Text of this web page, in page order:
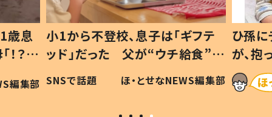
歳息
？」
編集部
小1から不登校、息子は「ギフテ
ッド」だった 父が“ウチ給食”を
作り続ける理由とは #令和の親
#令和の子
SNSで話題 ほ・とせなNEWS編集部
ひ孫
が、
「涙が
い」